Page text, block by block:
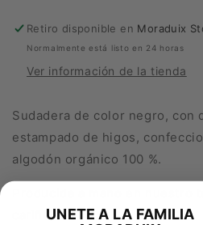
Retiro disponible en Moraduix
Normalmente está listo en 24 horas
Ver información de la tienda
Sudadera de color negro, con
estampado de higos, c
algodón orgánico 100 %.
cariño.UNETE A LA FAMILIA